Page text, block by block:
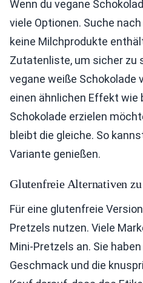
Wenn du vegane
viele Optionen. Suche
keine Milchprodukte
Zutatenliste, um sicher zu
vegane weiße Schokolade
einen ähnlichen Effekt wie
Schokolade erzielen
bleibt die gleiche. So
Variante genießen.
Glutenfreie Alternativen zu
Für eine glutenfreie
Pretzels nutzen. Viele
Mini-Pretzels an. Sie
Geschmack und die